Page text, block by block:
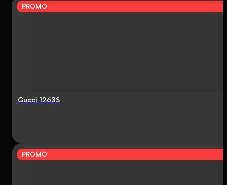
PROMO
Gucci 1263S
PROMO